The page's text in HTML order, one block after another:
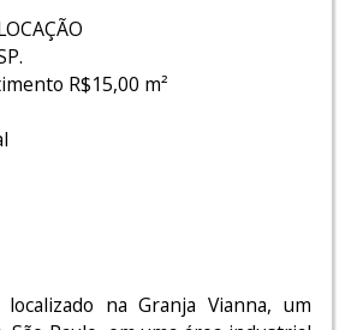
R$15,00 m²
na Granja Vianna, um